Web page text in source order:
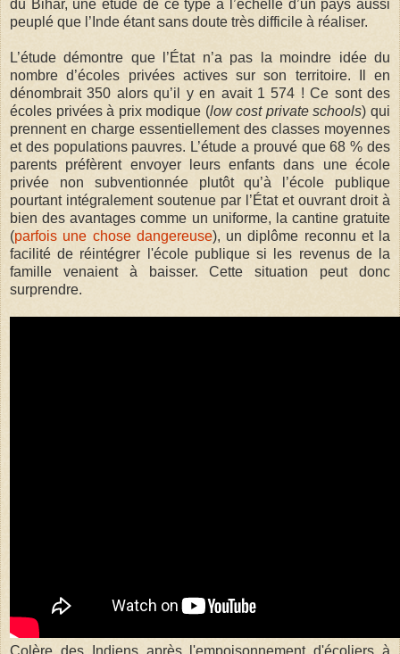
du Bihar, une étude de ce type à l’échelle d’un pays aussi
peuplé que l’Inde étant sans doute très difficile à réaliser.
L’étude démontre que l’État n’a pas la moindre idée du
nombre d’écoles privées actives sur son territoire. Il en
dénombrait 350 alors qu’il y en avait 1 574 ! Ce sont des
écoles privées à prix modique (low cost private schools) qui
prennent en charge essentiellement des classes moyennes
et des populations pauvres. L’étude a prouvé que 68 % des
parents préfèrent envoyer leurs enfants dans une école
privée non subventionnée plutôt qu’à l’école publique
pourtant intégralement soutenue par l’État et ouvrant droit à
bien des avantages comme un uniforme, la cantine gratuite
(parfois une chose dangereuse), un diplôme reconnu et la
facilité de réintégrer l'école publique si les revenus de la
famille venaient à baisser. Cette situation peut donc
surprendre.
Colère des Indiens après l'empoisonnement d'écoliers à